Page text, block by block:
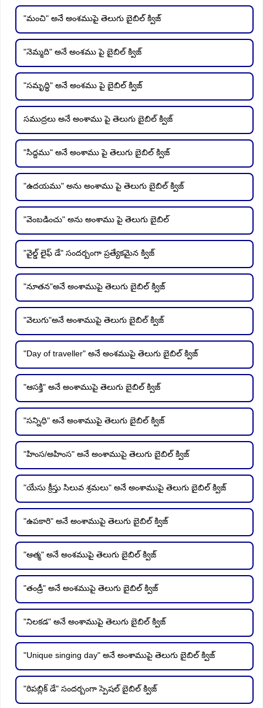
"మంచి" అనే అంశముపై తెలుగు బైబిల్ క్విజ్
"నెమ్మది" అనే అంశము పై బైబిల్ క్విజ్
"సమృద్ధి" అనే అంశము పై బైబిల్ క్విజ్
సముద్రలు అనే అంశాము పై తెలుగు బైబిల్ క్విజ్
"సిద్దము" అనే అంశాము పై తెలుగు బైబిల్ క్విజ్
"ఉదయము" అను అంశాము పై తెలుగు బైబిల్ క్విజ్
"వెంబడించు" అను అంశాము పై తెలుగు బైబిల్
"వైల్డ్ లైఫ్ డే" సందర్బంగా ప్రత్యేకమైన క్విజ్
"నూతన"అనే అంశాముపై తెలుగు బైబిల్ క్విజ్
"వెలుగు"అనే అంశాముపై తెలుగు బైబిల్ క్విజ్
"Day of traveller" అనే అంశముపై తెలుగు బైబిల్ క్విజ్
"ఆసక్తి" అనే అంశాముపై తెలుగు బైబిల్ క్విజ్
"సన్నిధి" అనే అంశాముపై తెలుగు బైబిల్ క్విజ్
"హింస/అహింస" అనే అంశాముపై తెలుగు బైబిల్ క్విజ్
"యేసు క్రీస్తు సిలువ శ్రమలు" అనే అంశాముపై తెలుగు బైబిల్ క్విజ్
"ఉపకారి" అనే అంశాముపై తెలుగు బైబిల్ క్విజ్
"ఆత్మ" అనే అంశముపై తెలుగు బైబిల్ క్విజ్
"తండ్రీ" అనే అంశముపై తెలుగు బైబిల్ క్విజ్
"నిలకడ" అనే అంశాముపై తెలుగు బైబిల్ క్విజ్
"Unique singing day" అనే అంశాముపై తెలుగు బైబిల్ క్విజ్
"రిపబ్లిక్ డే" సందర్బంగా స్పెషల్ బైబిల్ క్విజ్